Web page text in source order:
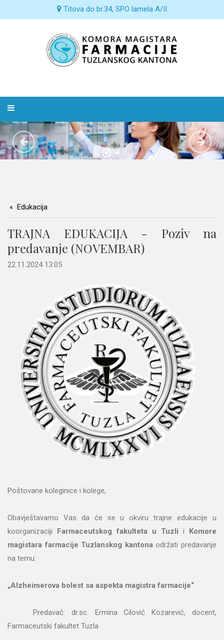
Titova do br.34, SPO lamela A/II
Edukacija
TRAJNA EDUKACIJA - Poziv na
predavanje (NOVEMBAR)
22.11.2024 13:05
Poštovane koleginice i kolege,
Obavještavamo Vas da će se u okviru trajne edukacije u
koorganizaciji Farmaceutskog fakulteta u Tuzli i Komore
magistara farmacije Tuzlanskog kantonaodržati predavanje
na temu:
„Alzheimerova bolest sa aspekta magistra farmacije“
Predavač: dr.sc. Ermina Cilović Kozarević, docent,
Farmaceutski fakultet Tuzla